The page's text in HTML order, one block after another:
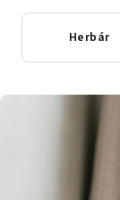
Herbár
ý